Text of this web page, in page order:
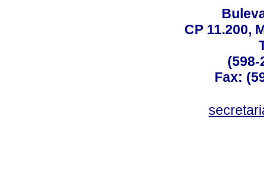
CP 11.200,
(598-
Fax: